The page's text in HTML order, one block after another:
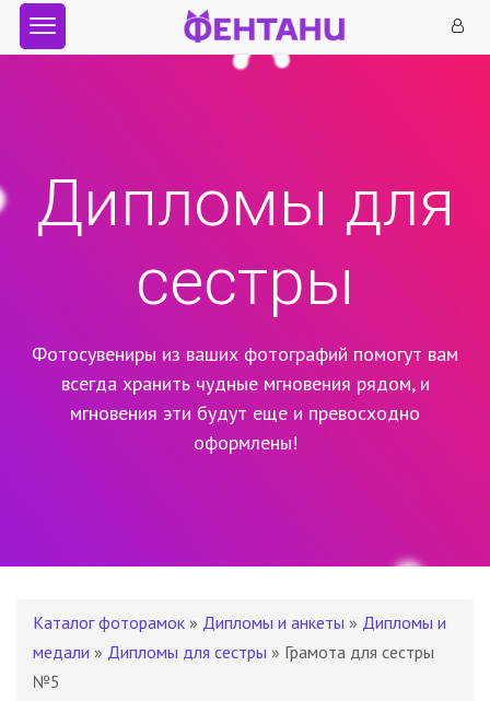
Дипломы для
сестры
Фотосувениры из ваших фотографий помогут вам
всегда хранить чудные мгновения рядом, и
мгновения эти будут еще и превосходно
оформлены!
Каталог фоторамок » Дипломы и анкеты » Дипломы и
медали » Дипломы для сестры » Грамота для сестры
№5